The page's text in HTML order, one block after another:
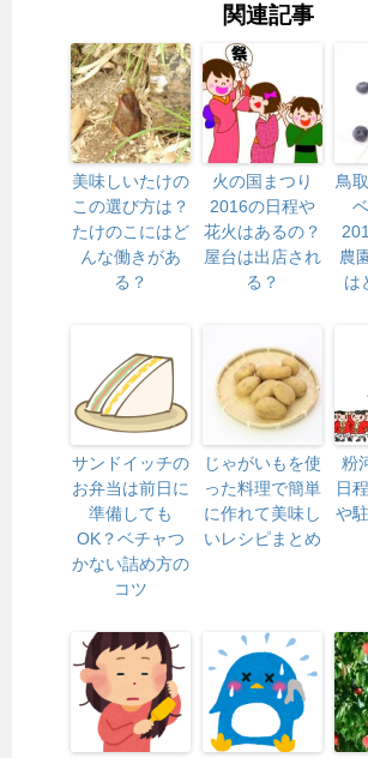
関連記事
美味しいたけの
この選び方は？
たけのこにはど
んな働きがあ
る？
火の国まつり
2016の日程や
花火はあるの？
屋台は出店され
る？
鳥
農
は
サンドイッチの
お弁当は前日に
準備しても
OK？ベチャつ
かない詰め方の
コツ
じゃがいもを使
った料理で簡単
に作れて美味し
いレシピまとめ
粉
日
や